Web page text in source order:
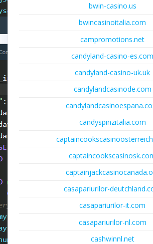
bwin-casino.us
bwincasinoitalia.com
campromotions.net
candyland-casino-es.com
candyland-casino-uk.uk
candylandcasinode.com
candyspinzitalia.com
casapariurilor-
casapariurilor-it.com
casapariurilor-nl.com
cashwinnl.net